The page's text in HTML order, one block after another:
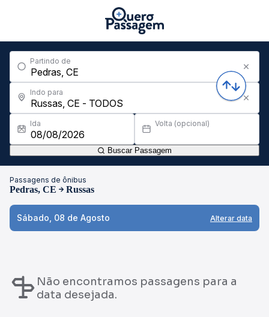
Partindo de
Indo para
Ida Volta (opcional)
Buscar Passagem
Passagens de ônibus
Pedras, CE Russas
Sábado, 08 de Agosto Alterar data
Não encontramos passagens para a
data desejada.